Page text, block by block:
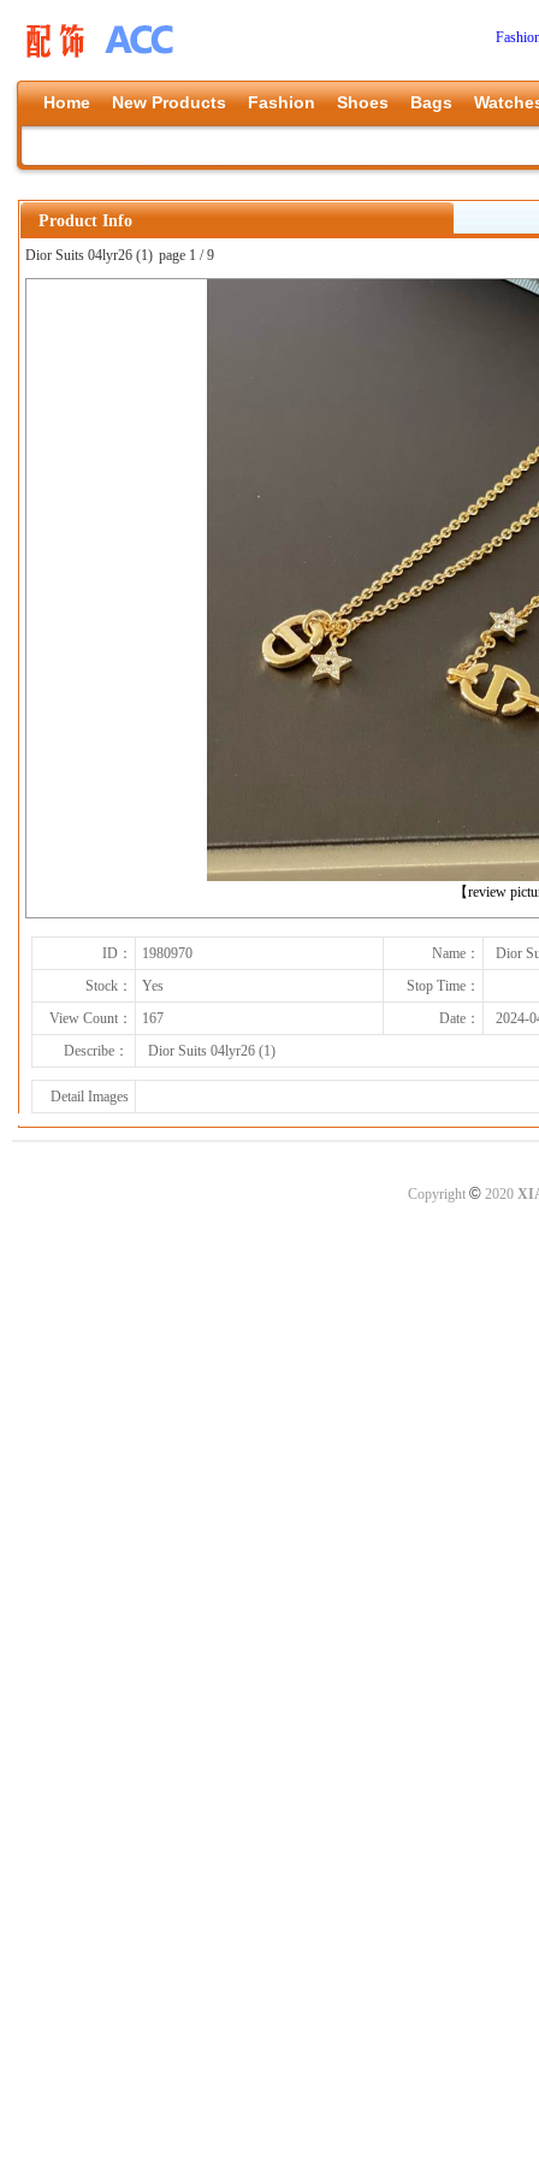
Home New Products Fashion Shoes Bags
Product Info
Dior Suits 04lyr26 (1) page 1 / 9
【review
上一张
下一张
ID： 1980970 Name：
Dior
Stock：
Yes
Stop Time：
View Count：
167 Date：
2024-
Describe：
Dior Suits 04lyr26 (1)
Detail Images
Copyright ©2020